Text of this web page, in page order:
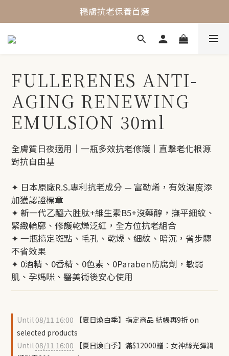
最懂敏弱肌的抗老專家
穩膚抗老保養首選
最懂敏弱肌的抗老專家
FULLERENES ANTI-
AGING RENEWING
EMULSION 30ml
全膚質日夜適用｜一瓶多效抗老修護｜直擊老化根源
對抗自由基
✦ 日本原廠R.S.專利抗老成分 — 富勒烯，有效濃度添
加獲認證標章
✦ 新一代乙醯六胜肽+維生素B5+沒藥醇，撫平細紋、
緊緻輪廓、修護乾燥泛紅，全方位抗老組合
✦ 一瓶搞定斑點、毛孔、乾燥、細紋、暗沉，省步驟
不省效果
✦ 0酒精、0香精、0色素、0Paraben防腐劑，敏弱
肌、孕媽咪、醫美術後安心使用
Until08/11 16:00 【夏日煥白季】指定商品 結帳再9折 on
selected products
Until08/11 16:00 【夏日煥白季】滿$12000贈：女神絲光彈潤